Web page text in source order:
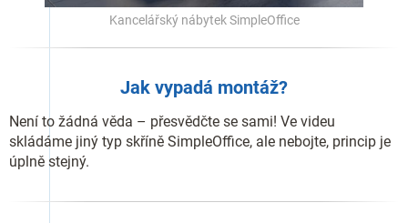
Kancelářský nábytek SimpleOffice
Jak vypadá montáž?
Není to žádná věda – přesvědčte se sami! Ve videu
skládáme jiný typ skříně SimpleOffice, ale nebojte, princip je
úplně stejný.